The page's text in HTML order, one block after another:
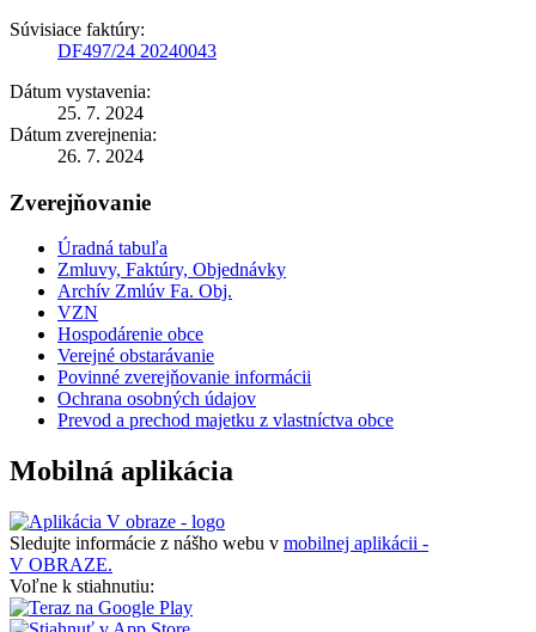
Súvisiace faktúry:
DF497/24 20240043
Dátum vystavenia:
25. 7. 2024
Dátum zverejnenia:
26. 7. 2024
Zverejňovanie
Úradná tabuľa
Zmluvy, Faktúry, Objednávky
Archív Zmlúv Fa. Obj.
VZN
Hospodárenie obce
Verejné obstarávanie
Povinné zverejňovanie informácii
Ochrana osobných údajov
Prevod a prechod majetku z vlastníctva obce
Mobilná aplikácia
Sledujte informácie z nášho webu v mobilnej aplikácii -
V OBRAZE.
Voľne k stiahnutiu: